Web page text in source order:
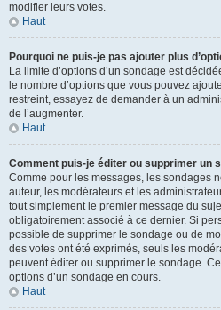
modifier leurs votes.
Haut
Pourquoi ne puis-je pas ajouter plus
La limite d’options d’un sondage est
le nombre d’options que vous pouvez
restreint, essayez de demander à un
de l’augmenter.
Haut
Comment puis-je éditer ou supprimer un
Comme pour les messages, les sondages
auteur, les modérateurs et les
tout simplement le premier message du
obligatoirement associé à ce dernier. Si
possible de supprimer le sondage ou de
des votes ont été exprimés, seuls les
peuvent éditer ou supprimer le sondage.
options d’un sondage en cours.
Haut